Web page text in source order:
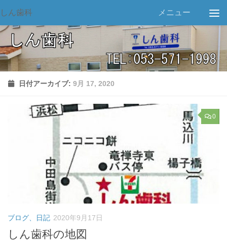
しん歯科 メニュー
日付アーカイブ: 9月 17, 2020
0
ブログ、日記 2020年9月17日
しん歯科の地図